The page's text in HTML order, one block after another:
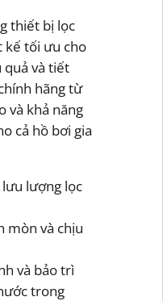
thiết bị lọc
kế tối ưu cho
quả và tiết
hãng từ
và khả năng
cả hồ bơi gia
lượng lọc
mòn và chịu
và bảo trì
trong